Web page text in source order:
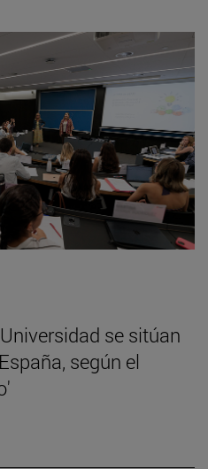
se sitúan
según el